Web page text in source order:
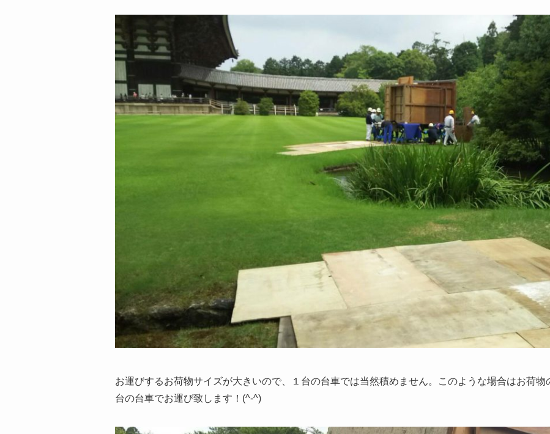
お運びするお荷物サイズが大きいので、１台の台車では当然積めません。このような場合はお荷物
台の台車でお運び致します！(^-^)